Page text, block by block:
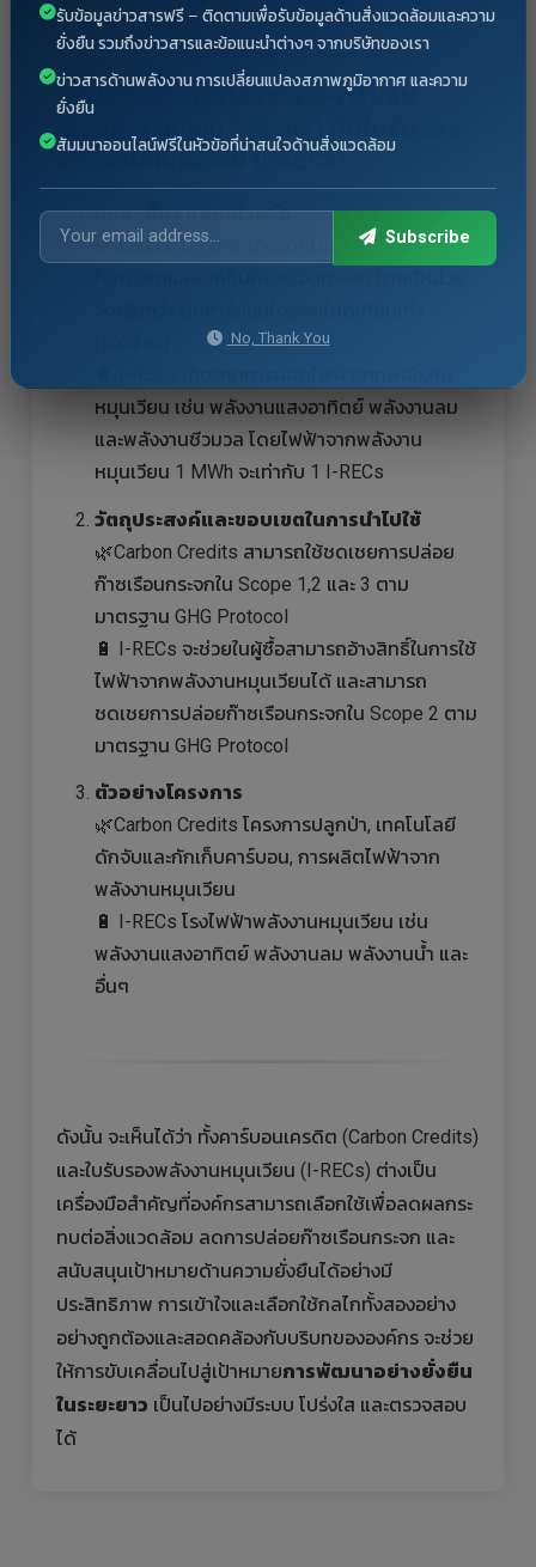
สรุปความแตกต่างระหว่างคาร์บอน
เครดิต (Carbon Credits) กับใบรับรอง
พลังงานหมุนเวียน (I-RECs)
แหล่งที่มา และหน่วยวัด
🌿 Carbon Credits เกิดจากโครงการที่มีส่วนช่วย
หมุนเวียน เช่น พลังงานแสงอาทิตย์ พลังงานลม
และพลังงานชีวมวล โดยไฟฟ้าจากพลังงาน
หมุนเวียน 1 MWh จะเท่ากับ 1 I-RECs
วัตถุประสงค์และขอบเขตในการนำไปใช้
🌿Carbon Credits สามารถใช้ชดเชยการปล่อย
ก๊าซเรือนกระจกใน Scope 1,2 และ 3 ตาม
มาตรฐาน GHG Protocol
🔋 I-RECs จะช่วยในผู้ซื้อสามารถอ้างสิทธิ์ในการใช้
ไฟฟ้าจากพลังงานหมุนเวียนได้ และสามารถ
ชดเชยการปล่อยก๊าซเรือนกระจกใน Scope 2 ตาม
มาตรฐาน GHG Protocol
ตัวอย่างโครงการ
🌿Carbon Credits โครงการปลูกป่า, เทคโนโลยี
ดักจับและกักเก็บคาร์บอน, การผลิตไฟฟ้าจาก
พลังงานหมุนเวียน
🔋 I-RECs โรงไฟฟ้าพลังงานหมุนเวียน เช่น
พลังงานแสงอาทิตย์ พลังงานลม พลังงานน้ำ และ
อื่นๆ
ดังนั้น จะเห็นได้ว่า ทั้งคาร์บอนเครดิต (Carbon Credits)
และใบรับรองพลังงานหมุนเวียน (I-RECs) ต่างเป็น
เครื่องมือสำคัญที่องค์กรสามารถเลือกใช้เพื่อลดผลกระ
ทบต่อสิ่งแวดล้อม ลดการปล่อยก๊าซเรือนกระจก และ
สนับสนุนเป้าหมายด้านความยั่งยืนได้อย่างมี
ประสิทธิภาพ การเข้าใจและเลือกใช้กลไกทั้งสองอย่าง
อย่างถูกต้องและสอดคล้องกับบริบทขององค์กร จะช่วย
ให้การขับเคลื่อนไปสู่เป้าหมายการพัฒนาอย่างยั่งยืน
ในระยะยาว เป็นไปอย่างมีระบบ โปร่งใส และตรวจสอบ
ได้
รับข้อมูลข่าวสารฟรี – ติดตามเพื่อรับข้อมูลด้านสิ่งแวดล้อมและความ
ยั่งยืน รวมถึงข่าวสารและข้อแนะนำต่างๆ จากบริษัทของเรา
ข่าวสารด้านพลังงาน การเปลี่ยนแปลงสภาพภูมิอากาศ และความ
ยั่งยืน
สัมมนาออนไลน์ฟรีในหัวข้อที่น่าสนใจด้านสิ่งแวดล้อม
Subscribe
No, Thank You